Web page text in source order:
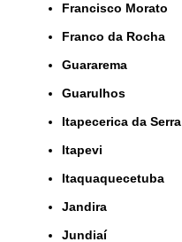
Francisco Morato
Franco da Rocha
Guararema
Guarulhos
Itapecerica da Serra
Itapevi
Itaquaquecetuba
Jandira
Jundiaí